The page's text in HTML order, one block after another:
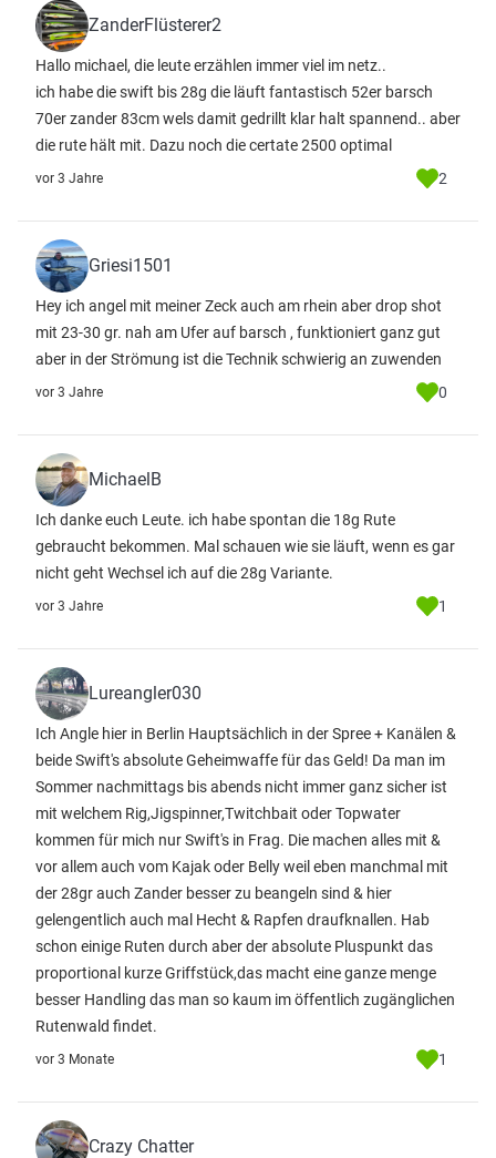
ZanderFlüsterer2
Hallo michael, die leute erzählen immer viel im netz..
ich habe die swift bis 28g die läuft fantastisch 52er barsch
70er zander 83cm wels damit gedrillt klar halt spannend.. aber
die rute hält mit. Dazu noch die certate 2500 optimal
vor 3 Jahre 2
Griesi1501
Hey ich angel mit meiner Zeck auch am rhein aber drop shot
mit 23-30 gr. nah am Ufer auf barsch , funktioniert ganz gut
aber in der Strömung ist die Technik schwierig an zuwenden
vor 3 Jahre 0
MichaelB
Ich danke euch Leute. ich habe spontan die 18g Rute
gebraucht bekommen. Mal schauen wie sie läuft, wenn es gar
nicht geht Wechsel ich auf die 28g Variante.
vor 3 Jahre 1
Lureangler030
Ich Angle hier in Berlin Hauptsächlich in der Spree + Kanälen &
beide Swift's absolute Geheimwaffe für das Geld! Da man im
Sommer nachmittags bis abends nicht immer ganz sicher ist
mit welchem Rig,Jigspinner,Twitchbait oder Topwater
kommen für mich nur Swift's in Frag. Die machen alles mit &
vor allem auch vom Kajak oder Belly weil eben manchmal mit
der 28gr auch Zander besser zu beangeln sind & hier
gelengentlich auch mal Hecht & Rapfen draufknallen. Hab
schon einige Ruten durch aber der absolute Pluspunkt das
proportional kurze Griffstück,das macht eine ganze menge
besser Handling das man so kaum im öffentlich zugänglichen
Rutenwald findet.
vor 3 Monate 1
Crazy Chatter